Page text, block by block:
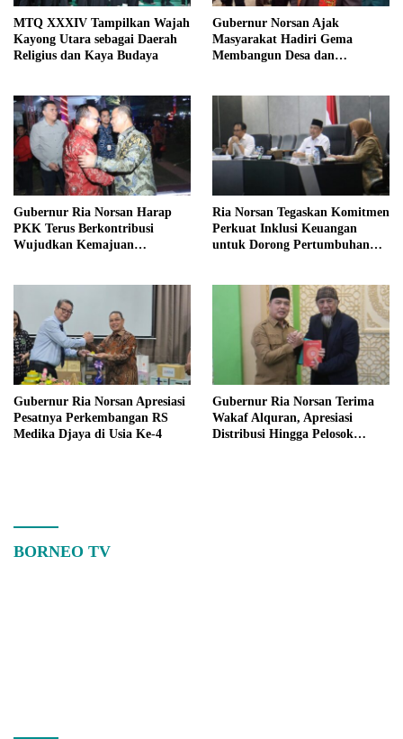
MTQ XXXIV Tampilkan Wajah
Kayong Utara sebagai Daerah
Religius dan Kaya Budaya
Gubernur Norsan Ajak
Masyarakat Hadiri Gema
Membangun Desa dan
Gubernur Ria Norsan Harap
PKK Terus Berkontribusi
Wujudkan Kemajuan
Ria Norsan Tegaskan Komitmen
Perkuat Inklusi Keuangan
untuk Dorong Pertumbuhan
Gubernur Ria Norsan Apresiasi
Pesatnya Perkembangan RS
Medika Djaya di Usia Ke-4
Gubernur Ria Norsan Terima
Wakaf Alquran, Apresiasi
Distribusi Hingga Pelosok
BORNEO TV